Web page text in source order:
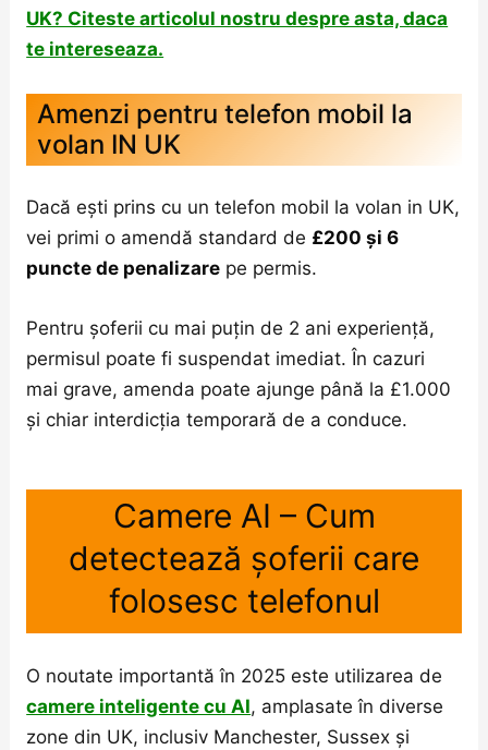
UK? Citeste articolul nostru despre asta, daca
te intereseaza.
Amenzi pentru telefon mobil la
volan IN UK
Dacă ești prins cu un telefon mobil la volan in UK,
vei primi o amendă standard de £200 și 6
puncte de penalizare pe permis.
Pentru șoferii cu mai puțin de 2 ani experiență,
permisul poate fi suspendat imediat. În cazuri
mai grave, amenda poate ajunge până la £1.000
și chiar interdicția temporară de a conduce.
Camere AI – Cum
detectează șoferii care
folosesc telefonul
O noutate importantă în 2025 este utilizarea de
camere inteligente cu AI, amplasate în diverse
zone din UK, inclusiv Manchester, Sussex și